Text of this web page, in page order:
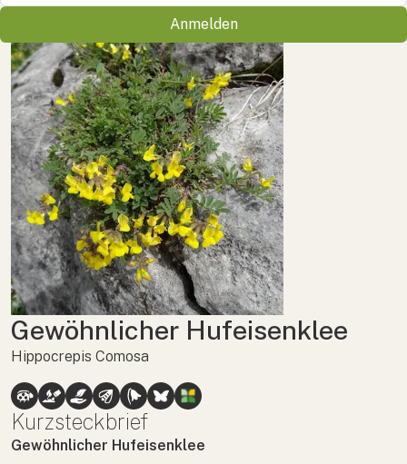
Anmelden
Gewöhnlicher Hufeisenklee
Hippocrepis Comosa
Kurzsteckbrief
Gewöhnlicher Hufeisenklee